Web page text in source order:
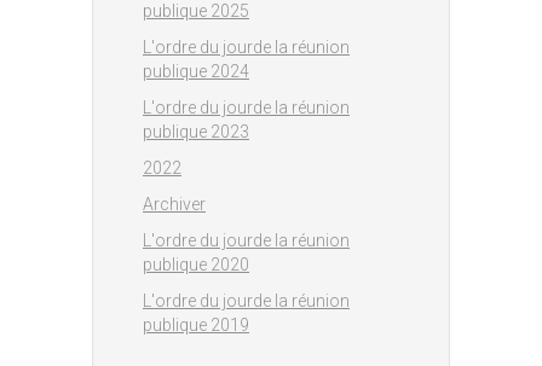
publique 2025
L'ordre du jourde la réunion
publique 2024
L'ordre du jourde la réunion
publique 2023
2022
Archiver
L'ordre du jourde la réunion
publique 2020
L'ordre du jourde la réunion
publique 2019